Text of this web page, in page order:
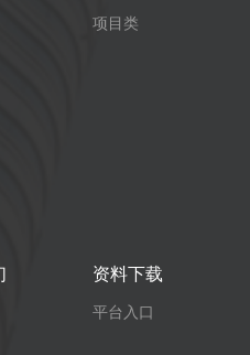
项目类
资料下载
平台入口